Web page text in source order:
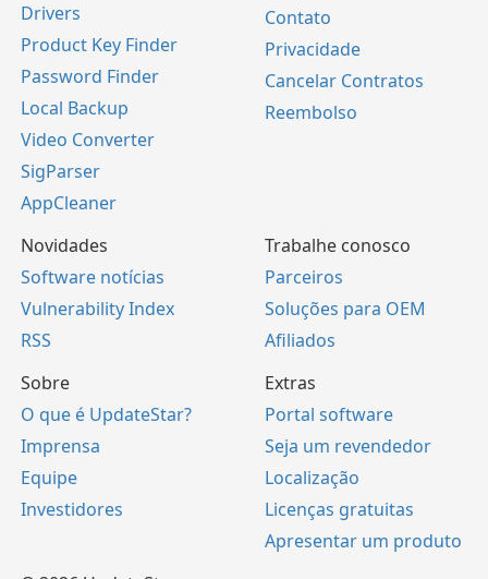
Drivers
Product Key Finder
Password Finder
Local Backup
Video Converter
SigParser
AppCleaner
Contato
Privacidade
Cancelar Contratos
Reembolso
Novidades
Software notícias
Vulnerability Index
RSS
Trabalhe conosco
Parceiros
Soluções para OEM
Afiliados
Sobre
O que é UpdateStar?
Imprensa
Equipe
Investidores
Extras
Portal software
Seja um revendedor
Localização
Licenças gratuitas
Apresentar um produto